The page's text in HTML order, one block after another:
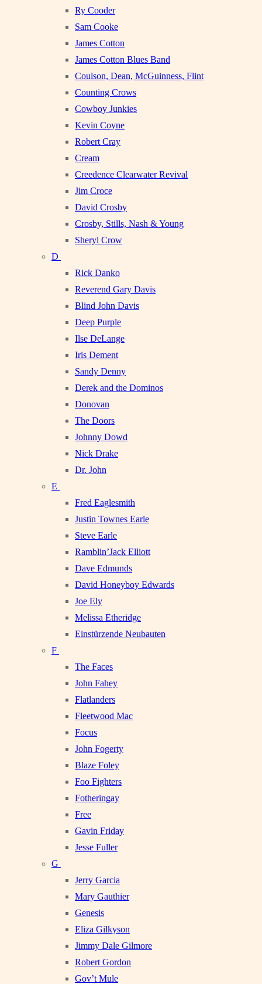
Ry Cooder
Sam Cooke
James Cotton
James Cotton Blues Band
Coulson, Dean, McGuinness, Flint
Counting Crows
Cowboy Junkies
Kevin Coyne
Robert Cray
Cream
Creedence Clearwater Revival
Jim Croce
David Crosby
Crosby, Stills, Nash & Young
Sheryl Crow
D
Rick Danko
Reverend Gary Davis
Blind John Davis
Deep Purple
Ilse DeLange
Iris Dement
Sandy Denny
Derek and the Dominos
Donovan
The Doors
Johnny Dowd
Nick Drake
Dr. John
E
Fred Eaglesmith
Justin Townes Earle
Steve Earle
Ramblin’Jack Elliott
Dave Edmunds
David Honeyboy Edwards
Joe Ely
Melissa Etheridge
Einstürzende Neubauten
F
The Faces
John Fahey
Flatlanders
Fleetwood Mac
Focus
John Fogerty
Blaze Foley
Foo Fighters
Fotheringay
Free
Gavin Friday
Jesse Fuller
G
Jerry Garcia
Mary Gauthier
Genesis
Eliza Gilkyson
Jimmy Dale Gilmore
Robert Gordon
Gov’t Mule